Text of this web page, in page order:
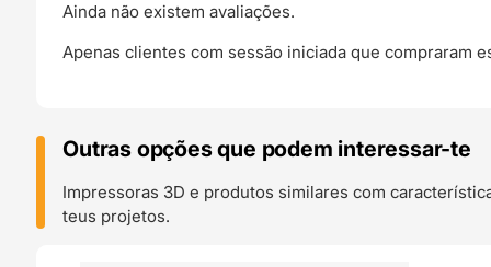
Ainda não existem avaliações.
Apenas clientes com sessão iniciada que compraram
Outras opções que podem interessar-te
Impressoras 3D e produtos similares com
teus projetos.